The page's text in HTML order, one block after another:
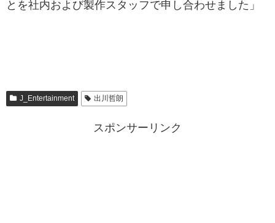
とを社内および製作スタッフで申し合わせました」
J_Entertainment 出川哲朗
スポンサーリンク